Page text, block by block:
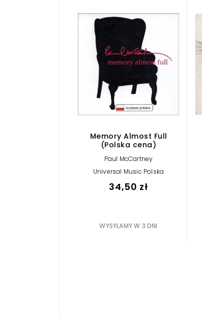
Memory Almost Full
(Polska cena)
Paul McCartney
Universal Music Polska
34,50 zł
WYSYŁAMY W 3 DNI